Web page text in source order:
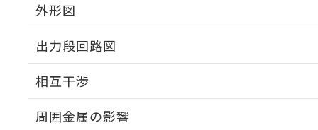
外形図
出力段回路図
相互干渉
周囲金属の影響